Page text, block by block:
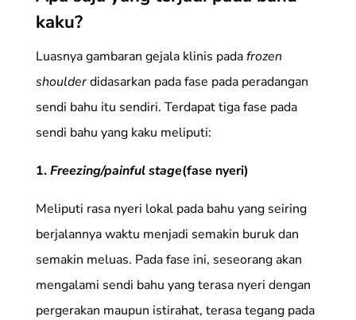
kaku?
Luasnya gambaran gejala klinis padafrozen
shoulderdidasarkan pada fase pada peradangan
sendi bahu itu sendiri. Terdapat tiga fase pada
sendi bahu yang kaku meliputi:
1.Freezing/painful stage(fase nyeri)
Meliputi rasa nyeri lokal pada bahu yang seiring
berjalannya waktu menjadi semakin buruk dan
semakin meluas. Pada fase ini, seseorang akan
mengalami sendi bahu yang terasa nyeri dengan
pergerakan maupun istirahat, terasa tegang pada